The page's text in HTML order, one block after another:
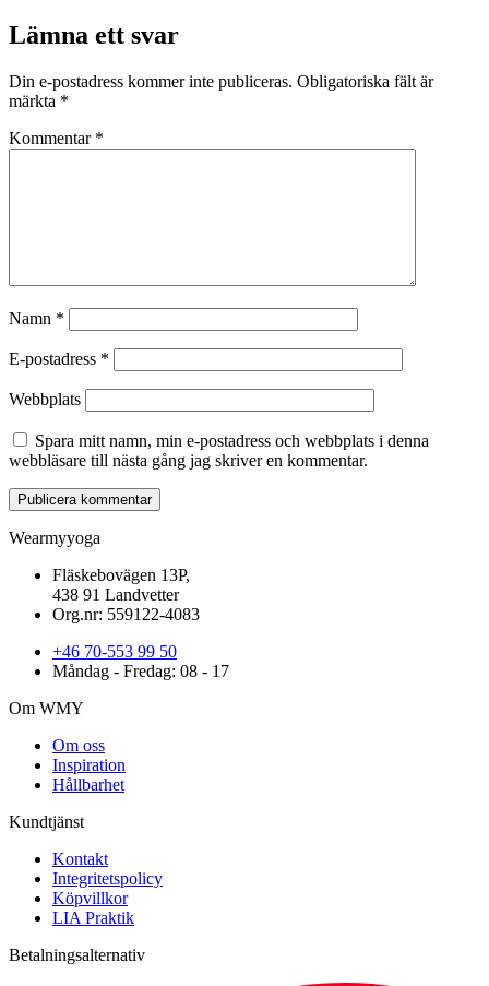
Lämna ett svar
Din e-postadress kommer inte publiceras. Obligatoriska fält är
märkta *
Kommentar *
Namn *
E-postadress *
Webbplats
Spara mitt namn, min e-postadress och webbplats i denna
webbläsare till nästa gång jag skriver en kommentar.
Wearmyyoga
Fläskebovägen 13P,
438 91 Landvetter
Org.nr: 559122-4083
+46 70-553 99 50
Måndag - Fredag: 08 - 17
Om WMY
Om oss
Inspiration
Hållbarhet
Kundtjänst
Kontakt
Integritetspolicy
Köpvillkor
LIA Praktik
Betalningsalternativ